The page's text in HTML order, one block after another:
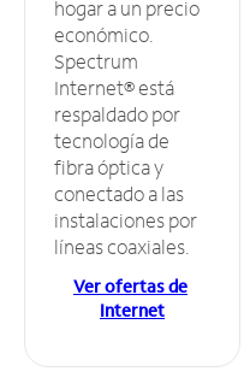
hogar a un precio
económico.
Spectrum
Internet® está
respaldado por
tecnología de
fibra óptica y
conectado a las
instalaciones por
líneas coaxiales.
Ver ofertas de
Internet